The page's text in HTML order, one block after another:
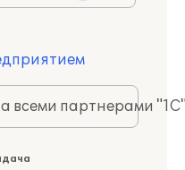
всеми партнерами